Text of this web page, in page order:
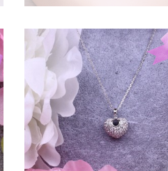
невесты
Арт: ser_0053